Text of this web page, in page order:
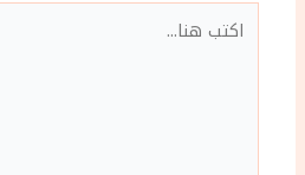
اكتب
هنا...